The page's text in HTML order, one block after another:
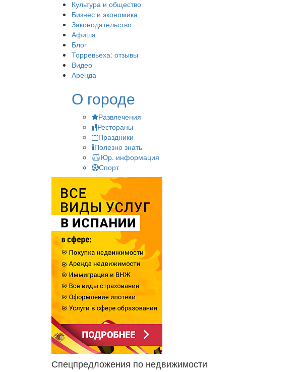
Культура и общество
Бизнес и экономика
Законодательство
Афиша
Блог
Торревьеха: отзывы
Видео
Аренда
О городе
Развлечения
Рестораны
Праздники
Полезно знать
Юр. информация
Спорт
Спецпредложения по недвижимости